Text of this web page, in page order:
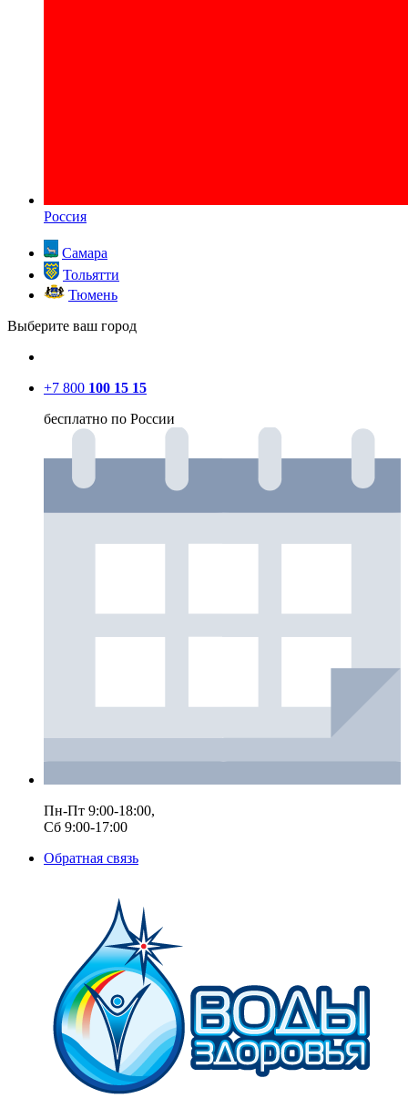
Россия
Самара
Тольятти
Тюмень
Выберите ваш город
+7 800 100 15 15
бесплатно по России
Пн-Пт 9:00-18:00,
Сб 9:00-17:00
Обратная связь